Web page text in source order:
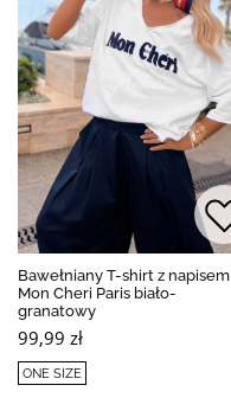
Bawełniany T-shirt z napisem
Mon Cheri Paris biało-
granatowy
99,99 zł
ONE SIZE